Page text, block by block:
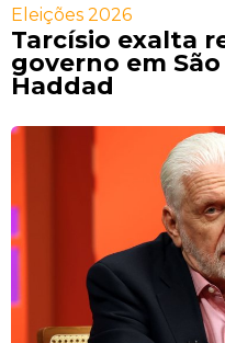
Eleições 2026
Tarcísio exalta
governo em
Haddad